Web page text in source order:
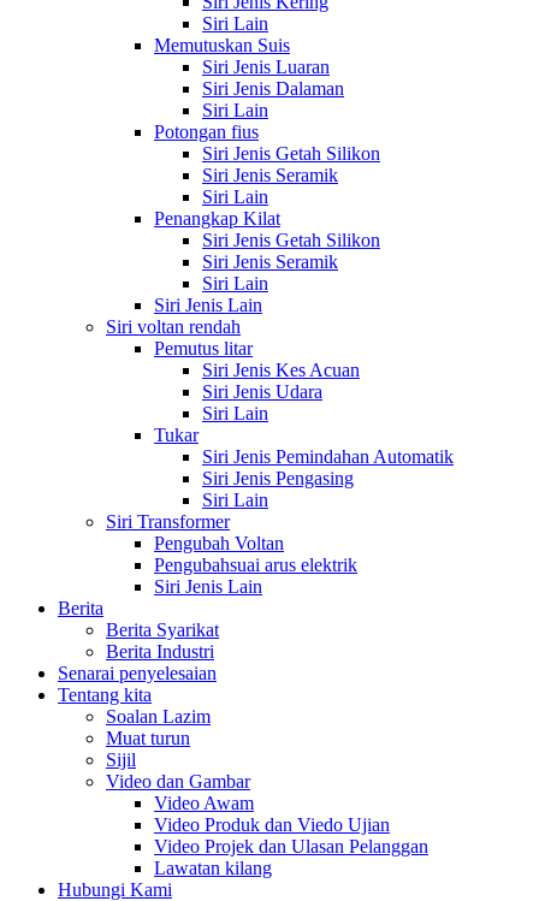
Siri Lain
Memutuskan Suis
Siri Jenis Luaran
Siri Jenis Dalaman
Siri Lain
Potongan fius
Siri Jenis Getah Silikon
Siri Jenis Seramik
Siri Lain
Penangkap Kilat
Siri Jenis Getah Silikon
Siri Jenis Seramik
Siri Lain
Siri Jenis Lain
Siri voltan rendah
Pemutus litar
Siri Jenis Kes Acuan
Siri Jenis Udara
Siri Lain
Tukar
Siri Jenis Pemindahan Automatik
Siri Jenis Pengasing
Siri Lain
Siri Transformer
Pengubah Voltan
Pengubahsuai arus elektrik
Siri Jenis Lain
Berita
Berita Syarikat
Berita Industri
Senarai penyelesaian
Tentang kita
Soalan Lazim
Muat turun
Sijil
Video dan Gambar
Video Awam
Video Produk dan Viedo Ujian
Video Projek dan Ulasan Pelanggan
Lawatan kilang
Hubungi Kami